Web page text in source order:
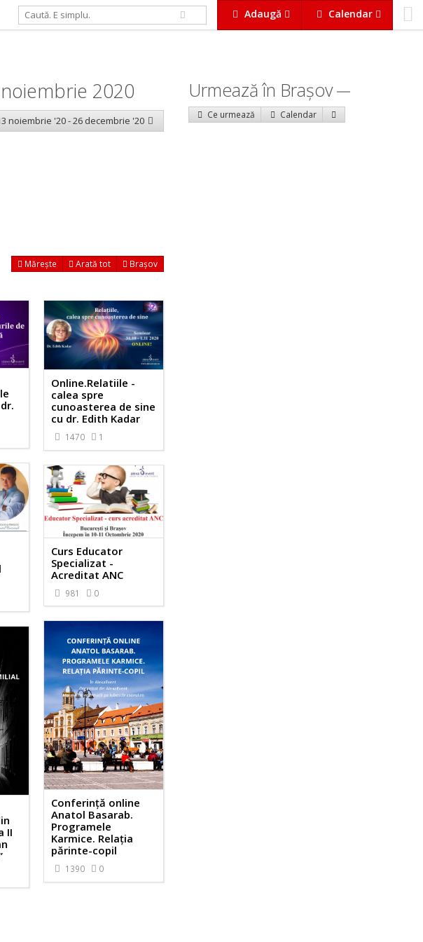
Adaugă Calendar
2020
noiembrie '20 - 26 decembrie '20
Mărește Arată tot Brașov
Online.Relatiile -
calea spre
cunoasterea de sine
cu dr. Edith Kadar
1470 1
Curs Educator
Specializat -
Acreditat ANC
981 0
Conferință online
Anatol Basarab.
Programele
Karmice. Relația
părinte-copil
1390 0
II
Urmează în Braşov
Ce urmează Calendar